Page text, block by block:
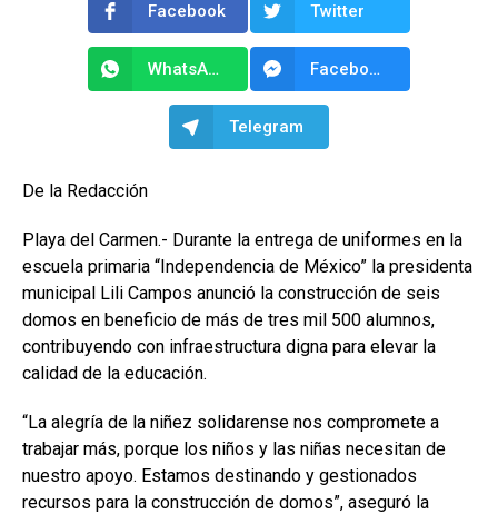
Facebook Twitter
WhatsApp Facebook Messenger
Telegram
De la Redacción
Playa del Carmen.- Durante la entrega de uniformes en la
escuela primaria “Independencia de México” la presidenta
municipal Lili Campos anunció la construcción de seis
domos en beneficio de más de tres mil 500 alumnos,
contribuyendo con infraestructura digna para elevar la
calidad de la educación.
“La alegría de la niñez solidarense nos compromete a
trabajar más, porque los niños y las niñas necesitan de
nuestro apoyo. Estamos destinando y gestionados
recursos para la construcción de domos”, aseguró la